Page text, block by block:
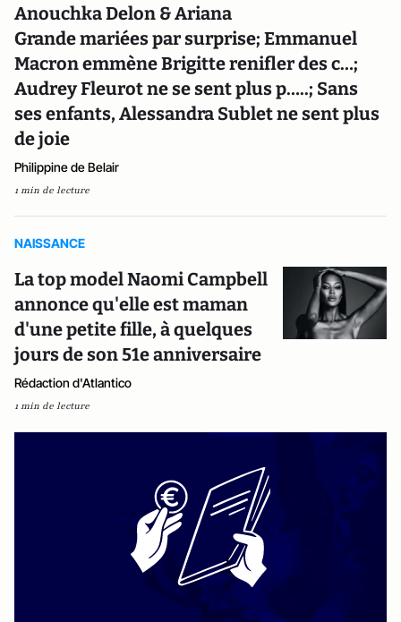
Anouchka Delon & Ariana
Grande mariées par surprise; Emmanuel
Macron emmène Brigitte renifler des c…;
Audrey Fleurot ne se sent plus p…..; Sans
ses enfants, Alessandra Sublet ne sent plus
de joie
Philippine de Belair
1 min de lecture
NAISSANCE
La top model Naomi Campbell
annonce qu'elle est maman
d'une petite fille, à quelques
jours de son 51e anniversaire
Rédaction d'Atlantico
1 min de lecture